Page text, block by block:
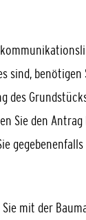
sind, benötigen
des
Sie den
mit der